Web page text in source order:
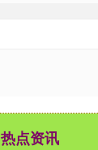
热点资讯